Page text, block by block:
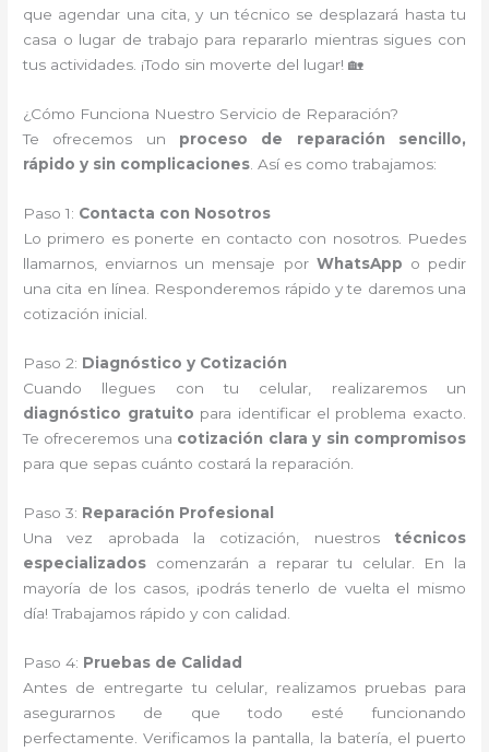
que agendar una cita, y un técnico se desplazará hasta tu
casa o lugar de trabajo para repararlo mientras sigues con
tus actividades. ¡Todo sin moverte del lugar! 🏡
¿Cómo Funciona Nuestro Servicio de Reparación?
Te ofrecemos un proceso de reparación sencillo,
rápido y sin complicaciones. Así es como trabajamos:
Paso 1: Contacta con Nosotros
Lo primero es ponerte en contacto con nosotros. Puedes
llamarnos, enviarnos un mensaje por WhatsApp o pedir
una cita en línea. Responderemos rápido y te daremos una
cotización inicial.
Paso 2: Diagnóstico y Cotización
Cuando llegues con tu celular, realizaremos un
diagnóstico gratuito para identificar el problema exacto.
Te ofreceremos una cotización clara y sin compromisos
para que sepas cuánto costará la reparación.
Paso 3: Reparación Profesional
Una vez aprobada la cotización, nuestros técnicos
especializados comenzarán a reparar tu celular. En la
mayoría de los casos, ¡podrás tenerlo de vuelta el mismo
día! Trabajamos rápido y con calidad.
Paso 4: Pruebas de Calidad
Antes de entregarte tu celular, realizamos pruebas para
asegurarnos de que todo esté funcionando
perfectamente. Verificamos la pantalla, la batería, el puerto